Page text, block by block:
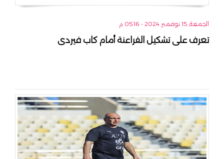
الجمعة, 15 نوفمبر 2024 - 05:16 م
تعرف على تشكيل الفراعنة أمام كاب فيردى